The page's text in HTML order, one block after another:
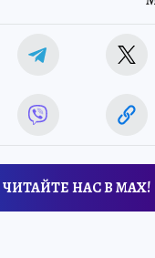
ЧИТАЙТЕ НАС В МАХ!